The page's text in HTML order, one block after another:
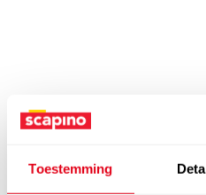
Toestemming